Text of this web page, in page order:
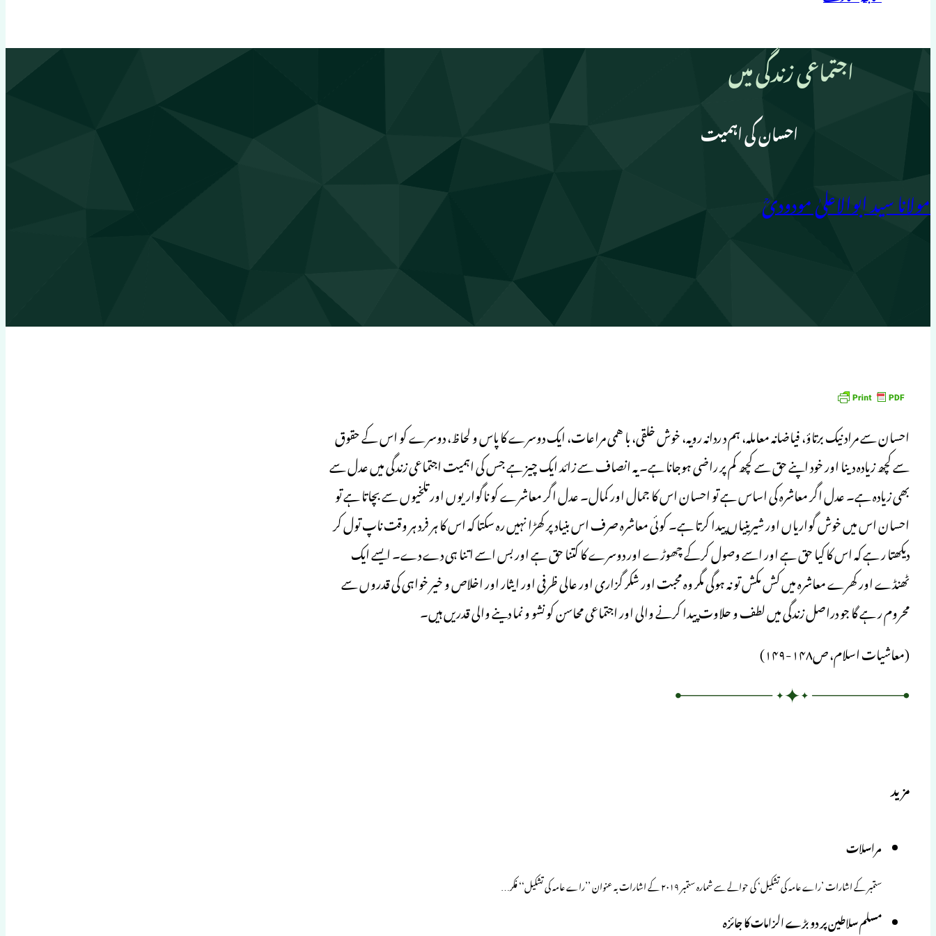
اجتماعی زندگی میں
احسان کی اہمیت
مولانا سید ابوالاعلیٰ مودودیؒ
احسان سے مراد نیک برتاؤ، فیاضانہ معاملہ، ہم د ردانه رویه، خوش خلقی، با همی مراعات، ایک دوسرے کا پاس و لحاظ، دوسرے کو اس کے حقوق
سے کچھ زیادہ دینا اور خود اپنے حق سے کچھ کم پر راضی ہوجانا ہے۔ یہ انصاف سے زائد ایک چیز ہے جس کی اہمیت اجتماعی زندگی میں عدل سے
بھی زیادہ ہے۔ عدل اگر معاشرہ کی اساس ہے تو احسان اس کا جمال اور کمال۔ عدل اگر معاشرے کو ناگواریوں اور تلخیوں سے بچاتا ہے تو
احسان اس میں خوش گواریاں اور شیرینیاں پیدا کرتا ہے۔ کوئی معاشرہ صرف اس بنیاد پر کھڑا نہیں رہ سکتا کہ اس کا ہر فرد ہر وقت ناپ تول کر
دیکھتا ر ہے کہ اس کا کیا حق ہے اور اسے وصول کرکے چھوڑے اور دوسرے کا کتنا حق ہے اور بس اسے اتنا ہی دے دے۔ ایسے ایک
ٹھنڈے اور کھرے معاشرہ میں کش مکش تو نہ ہوگی مگر وہ محبت اور شکر گزاری اور عالی ظرفی اور ایثار اور اخلاص و خیر خواہی کی قدروں سے
محروم ر ہے گا جو دراصل زندگی میں لطف و حلاوت پیدا کرنے والی اور اجتماعی محاسن کو نشو و نما دینے والی قدریں ہیں۔
(معاشیات اسلام، ص۱۴۸-۱۴۹)
مزید
مراسلات
ستمبر کے اشارات ’راے عامہ کی تشکیل‘ کی حوالے سے شمارہ ستمبر ۲۰۱۹ کے اشارات بہ عنوان ’’راے عامہ کی تشکیل‘‘ فکر…
مسلم سلاطین پر دو بڑے الزامات کا جائزہ